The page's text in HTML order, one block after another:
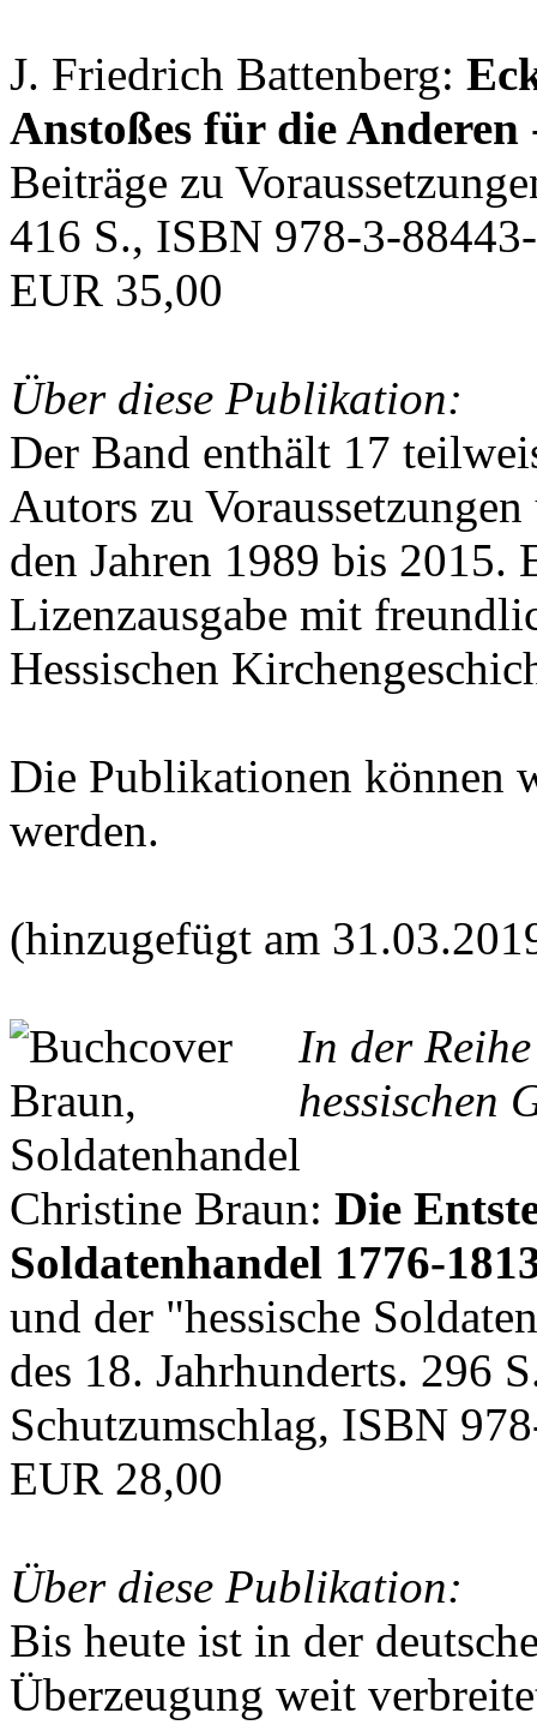
J. Friedrich Battenberg:
Anstoßes für die Anderen
Beiträge zu
416 S., ISBN 978-3-
EUR 35,00
Über diese Publikation:
Der Band enthält 17
Autors zu
den Jahren 1989 bis 2015.
Lizenzausgabe mit
Hessischen
Die Publikationen können
werden.
(hinzugefügt am
In der
hessischen
Christine Braun: Die
Soldatenhandel 1776-
und der "hessische
des 18. Jahrhunderts. 296
Schutzumschlag, ISBN
EUR 28,00
Über diese Publikation:
Bis heute ist in der
Überzeugung weit